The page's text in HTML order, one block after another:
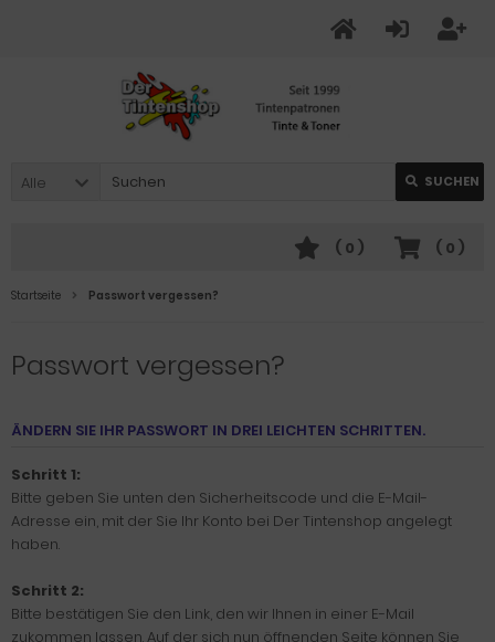
Alle SUCHEN
( 0 )
( 0 )
Startseite Passwort vergessen?
Passwort vergessen?
ÄNDERN SIE IHR PASSWORT IN DREI LEICHTEN SCHRITTEN.
Schritt 1:
Bitte geben Sie unten den Sicherheitscode und die E-Mail-
Adresse ein, mit der Sie Ihr Konto bei Der Tintenshop angelegt
haben.
Schritt 2:
Bitte bestätigen Sie den Link, den wir Ihnen in einer E-Mail
zukommen lassen. Auf der sich nun öffnenden Seite können Sie